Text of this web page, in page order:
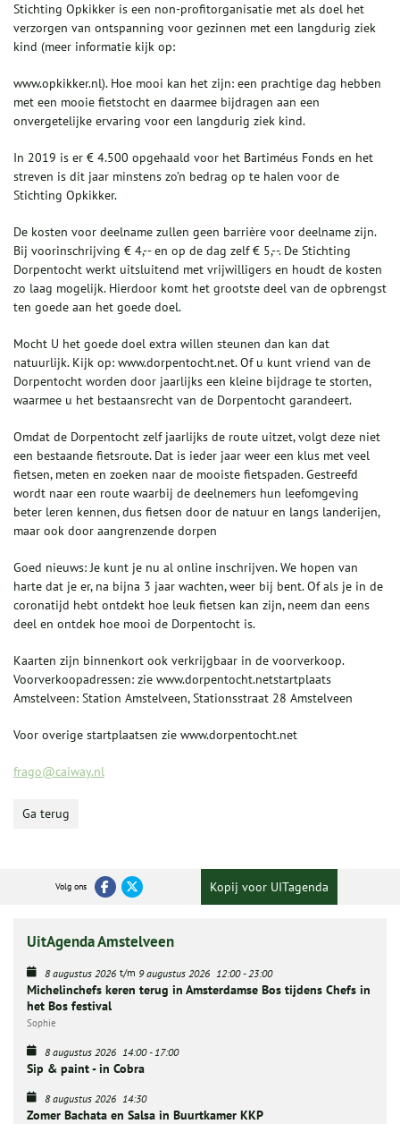
Stichting Opkikker is een non-profitorganisatie met als doel het
verzorgen van ontspanning voor gezinnen met een langdurig ziek
kind (meer informatie kijk op:
www.opkikker.nl). Hoe mooi kan het zijn: een prachtige dag hebben
met een mooie fietstocht en daarmee bijdragen aan een
onvergetelijke ervaring voor een langdurig ziek kind.
In 2019 is er € 4.500 opgehaald voor het Bartiméus Fonds en het
streven is dit jaar minstens zo’n bedrag op te halen voor de
Stichting Opkikker.
De kosten voor deelname zullen geen barrière voor deelname zijn.
Bij voorinschrijving € 4,-- en op de dag zelf € 5,--. De Stichting
Dorpentocht werkt uitsluitend met vrijwilligers en houdt de kosten
zo laag mogelijk. Hierdoor komt het grootste deel van de opbrengst
ten goede aan het goede doel.
Mocht U het goede doel extra willen steunen dan kan dat
natuurlijk. Kijk op: www.dorpentocht.net. Of u kunt vriend van de
Dorpentocht worden door jaarlijks een kleine bijdrage te storten,
waarmee u het bestaansrecht van de Dorpentocht garandeert.
Omdat de Dorpentocht zelf jaarlijks de route uitzet, volgt deze niet
een bestaande fietsroute. Dat is ieder jaar weer een klus met veel
fietsen, meten en zoeken naar de mooiste fietspaden. Gestreefd
wordt naar een route waarbij de deelnemers hun leefomgeving
beter leren kennen, dus fietsen door de natuur en langs landerijen,
maar ook door aangrenzende dorpen
Goed nieuws: Je kunt je nu al online inschrijven. We hopen van
harte dat je er, na bijna 3 jaar wachten, weer bij bent. Of als je in de
coronatijd hebt ontdekt hoe leuk fietsen kan zijn, neem dan eens
deel en ontdek hoe mooi de Dorpentocht is.
Kaarten zijn binnenkort ook verkrijgbaar in de voorverkoop.
Voorverkoopadressen: zie www.dorpentocht.netstartplaats
Amstelveen: Station Amstelveen, Stationsstraat 28 Amstelveen
Voor overige startplaatsen zie www.dorpentocht.net
frago@caiway.nl
Ga terug
Volg ons Kopij voor UITagenda
UitAgenda Amstelveen
8 augustus 2026 t/m 9 augustus 2026 12:00-23:00
Michelinchefs keren terug in Amsterdamse Bos tijdens Chefs in
het Bos festival
Sophie
8 augustus 2026 14:00-17:00
Sip & paint - in Cobra
8 augustus 2026 14:30
Zomer Bachata en Salsa in Buurtkamer KKP